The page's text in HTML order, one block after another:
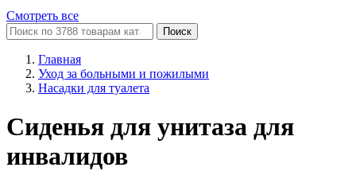
Смотреть все
Поиск
Главная
Уход за больными и пожилыми
Насадки для туалета
Сиденья для унитаза для
инвалидов